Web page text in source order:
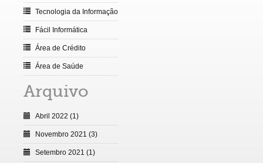
Tecnologia da Informação
Fácil Informática
Área de Crédito
Área de Saúde
Arquivo
Abril 2022 (1)
Novembro 2021 (3)
Setembro 2021 (1)